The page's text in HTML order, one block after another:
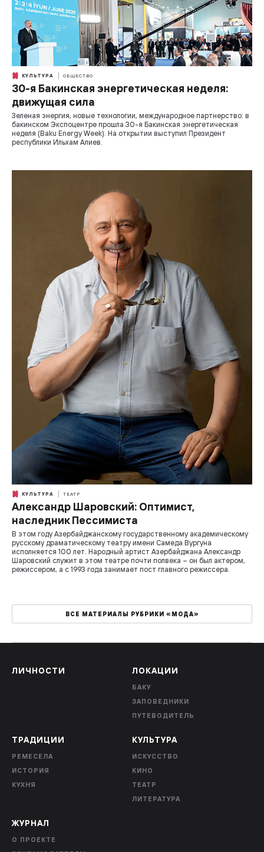
КУЛЬТУРА ОБЩЕСТВО
30-я Бакинская энергетическая неделя:
движущая сила
Зеленая энергия, новые технологии, международное партнерство: в
бакинском Экспоцентре прошла 30-я Бакинская энергетическая
неделя (Baku Energy Week). На открытии выступил Президент
республики Ильхам Алиев.
КУЛЬТУРА ТЕАТР
Александр Шаровский: Оптимист,
наследник Пессимиста
В этом году Азербайджанскому государственному академическому
русскому драматическому театру имени Самеда Вургуна
исполняется 100 лет. Народный артист Азербайджана Александр
Шаровский служит в этом театре почти полвека – он был актером,
режиссером, а с 1993 года занимает пост главного режиссера.
ВСЕ МАТЕРИАЛЫ РУБРИКИ «МОДА»
ЛИЧНОСТИ ЛОКАЦИИ
БАКУ
ЗАПОВЕДНИКИ
ПУТЕВОДИТЕЛЬ
ТРАДИЦИИ
РЕМЕСЕЛА
ИСТОРИЯ
КУХНЯ
КУЛЬТУРА
ИСКУССТВО
КИНО
ТЕАТР
ЛИТЕРАТУРА
ЖУРНАЛ
О ПРОЕКТЕ